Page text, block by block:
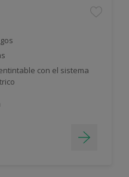
con el sistema